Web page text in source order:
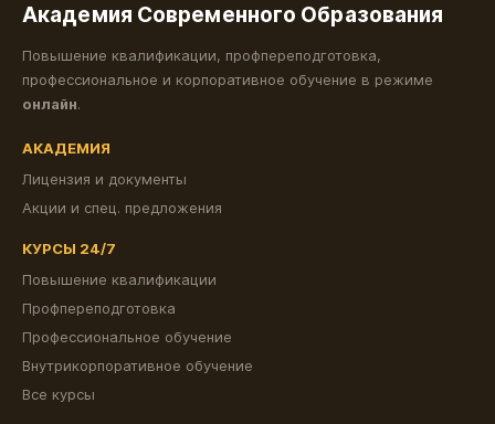
Академия Современного Образования
Повышение квалификации, профпереподготовка,
профессиональное и корпоративное обучение в режиме
онлайн.
АКАДЕМИЯ
Лицензия и документы
Акции и спец. предложения
КУРСЫ 24/7
Повышение квалификации
Профпереподготовка
Профессиональное обучение
Внутрикорпоративное обучение
Все курсы